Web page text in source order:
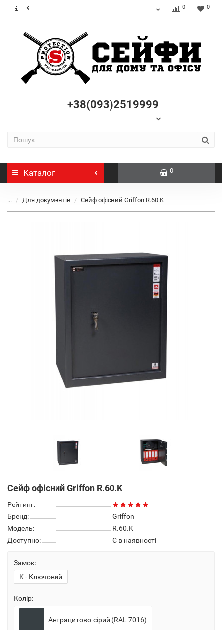
0 0
+38(093)2519999
Каталог 0
... Для документів Сейф офісний Griffon R.60.K
Сейф офісний Griffon R.60.K
Рейтинг:
Бренд:
Griffon
Модель:
R.60.K
Доступно:
Є в наявності
Замок:
K - Ключовий
Колір:
Антрацитово-сірий (RAL 7016)